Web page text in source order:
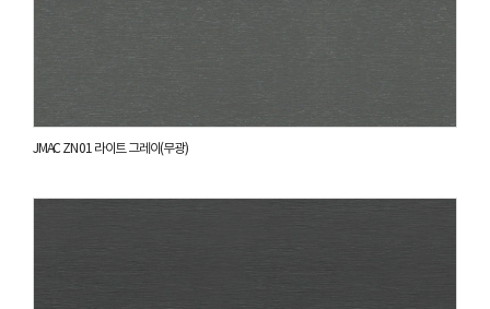
JMAC ZN 01 라이트 그레이(무광)